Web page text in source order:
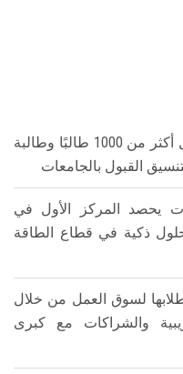
معامل التنسيق الإلكتروني تستقبل أكثر من 1000 طالبًا وطالبة
القبول بالجامعات
يحصد المركز الأول في
حلول ذكية في قطاع الطاقة
لسوق العمل من خلال
والشراكات مع كبرى